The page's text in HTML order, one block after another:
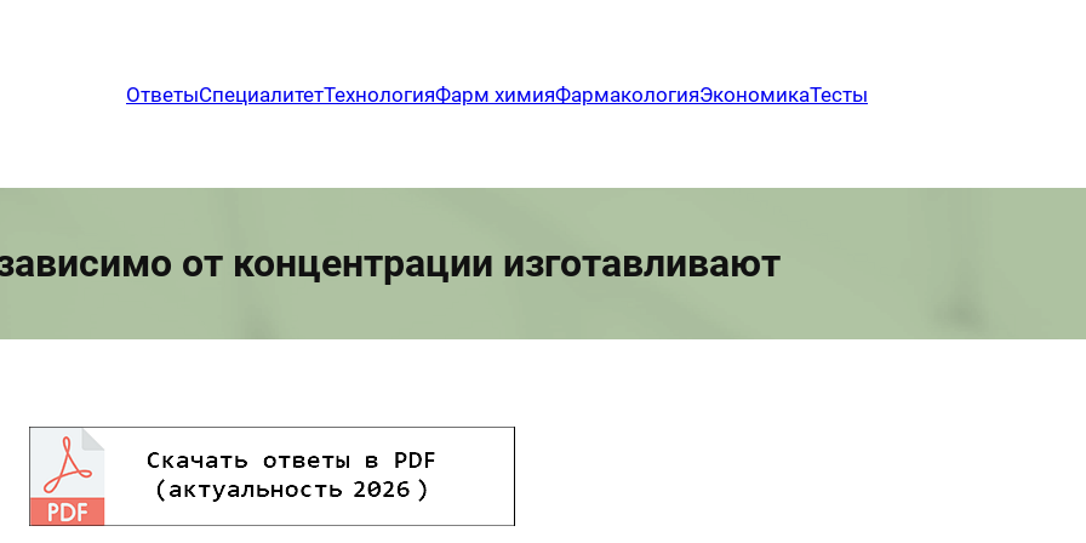
ОтветыСпециалитетТехнологияФарм химияФармакологияЭкономикаТесты
от концентрации изготавливают